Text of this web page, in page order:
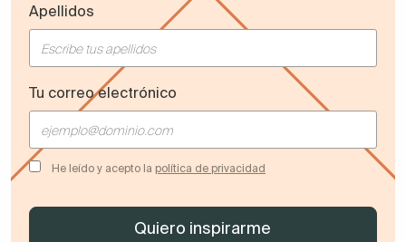
Apellidos
Tu correo electrónico
He leído y acepto la política de privacidad